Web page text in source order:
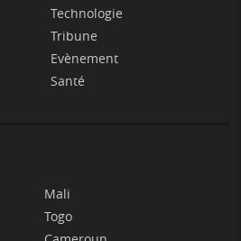
Technologie
Tribune
Evènement
Santé
Mali
Togo